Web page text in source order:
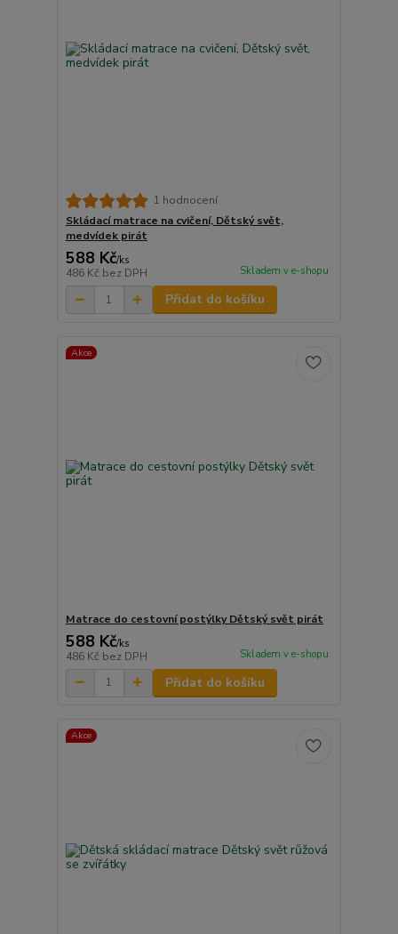
1 hodnocení
Skládací matrace na cvičení, Dětský svět,
medvídek pirát
588 Kč/ks
486 Kč bez DPH Skladem v e-shopu
Přidat do košíku
Akce
Matrace do cestovní postýlky Dětský svět pirát
588 Kč/ks
486 Kč bez DPH Skladem v e-shopu
Přidat do košíku
Akce